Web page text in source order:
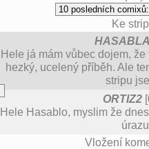
Ke
Hele já mám vůbec dojem,
hezký, ucelený příběh. Ale
stripu
ORTIZ2
Hele Hasablo, myslim že
Vložení